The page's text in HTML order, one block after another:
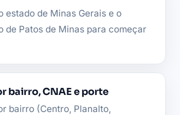
estado de Minas Gerais e o
de Patos de Minas para começar
bairro, CNAE e porte
bairro (Centro, Planalto,